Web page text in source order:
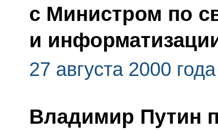
с Министром по
и
27 августа 2000 года
Владимир Путин